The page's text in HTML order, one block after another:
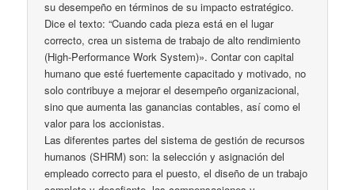
su desempeño en términos de su impacto estratégico.
Dice el texto: “Cuando cada pieza está en el lugar
correcto, crea un sistema de trabajo de alto rendimiento
(High-Performance Work System)». Contar con capital
humano que esté fuertemente capacitado y motivado, no
solo contribuye a mejorar el desempeño organizacional,
sino que aumenta las ganancias contables, así como el
valor para los accionistas.
Las diferentes partes del sistema de gestión de recursos
humanos (SHRM) son: la selección y asignación del
empleado correcto para el puesto, el diseño de un trabajo